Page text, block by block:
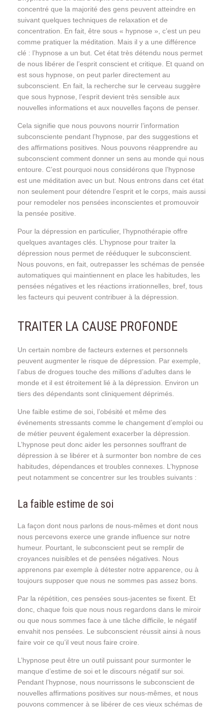
concentré que la majorité des gens peuvent atteindre en
suivant quelques techniques de relaxation et de
concentration. En fait, être sous « hypnose », c’est un peu
comme pratiquer la méditation. Mais il y a une différence
clé : l’hypnose a un but. Cet état très détendu nous permet
de nous libérer de l’esprit conscient et critique. Et quand on
est sous hypnose, on peut parler directement au
subconscient. En fait, la recherche sur le cerveau suggère
que sous hypnose, l’esprit devient très sensible aux
nouvelles informations et aux nouvelles façons de penser.
Cela signifie que nous pouvons nourrir l’information
subconsciente pendant l’hypnose, par des suggestions et
des affirmations positives. Nous pouvons réapprendre au
subconscient comment donner un sens au monde qui nous
entoure. C’est pourquoi nous considérons que l’hypnose
est une méditation avec un but. Nous entrons dans cet état
non seulement pour détendre l’esprit et le corps, mais aussi
pour remodeler nos pensées inconscientes et promouvoir
la pensée positive.
Pour la dépression en particulier, l’hypnothérapie offre
quelques avantages clés. L’hypnose pour traiter la
dépression nous permet de rééduquer le subconscient.
Nous pouvons, en fait, outrepasser les schémas de pensée
automatiques qui maintiennent en place les habitudes, les
pensées négatives et les réactions irrationnelles, bref, tous
les facteurs qui peuvent contribuer à la dépression.
TRAITER LA CAUSE PROFONDE
Un certain nombre de facteurs externes et personnels
peuvent augmenter le risque de dépression. Par exemple,
l’abus de drogues touche des millions d’adultes dans le
monde et il est étroitement lié à la dépression. Environ un
tiers des dépendants sont cliniquement déprimés.
Une faible estime de soi, l’obésité et même des
événements stressants comme le changement d’emploi ou
de métier peuvent également exacerber la dépression.
L’hypnose peut donc aider les personnes souffrant de
dépression à se libérer et à surmonter bon nombre de ces
habitudes, dépendances et troubles connexes. L’hypnose
peut notamment se concentrer sur les troubles suivants :
La faible estime de soi
La façon dont nous parlons de nous-mêmes et dont nous
nous percevons exerce une grande influence sur notre
humeur. Pourtant, le subconscient peut se remplir de
croyances nuisibles et de pensées négatives. Nous
apprenons par exemple à détester notre apparence, ou à
toujours supposer que nous ne sommes pas assez bons.
Par la répétition, ces pensées sous-jacentes se fixent. Et
donc, chaque fois que nous nous regardons dans le miroir
ou que nous sommes face à une tâche difficile, le négatif
envahit nos pensées. Le subconscient réussit ainsi à nous
faire voir ce qu’il veut nous faire croire.
L’hypnose peut être un outil puissant pour surmonter le
manque d’estime de soi et le discours négatif sur soi.
Pendant l’hypnose, nous nourrissons le subconscient de
nouvelles affirmations positives sur nous-mêmes, et nous
pouvons commencer à se libérer de ces vieux schémas de